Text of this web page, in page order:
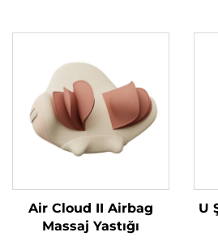
Air Cloud II Airbag
Massaj Yastığı
U